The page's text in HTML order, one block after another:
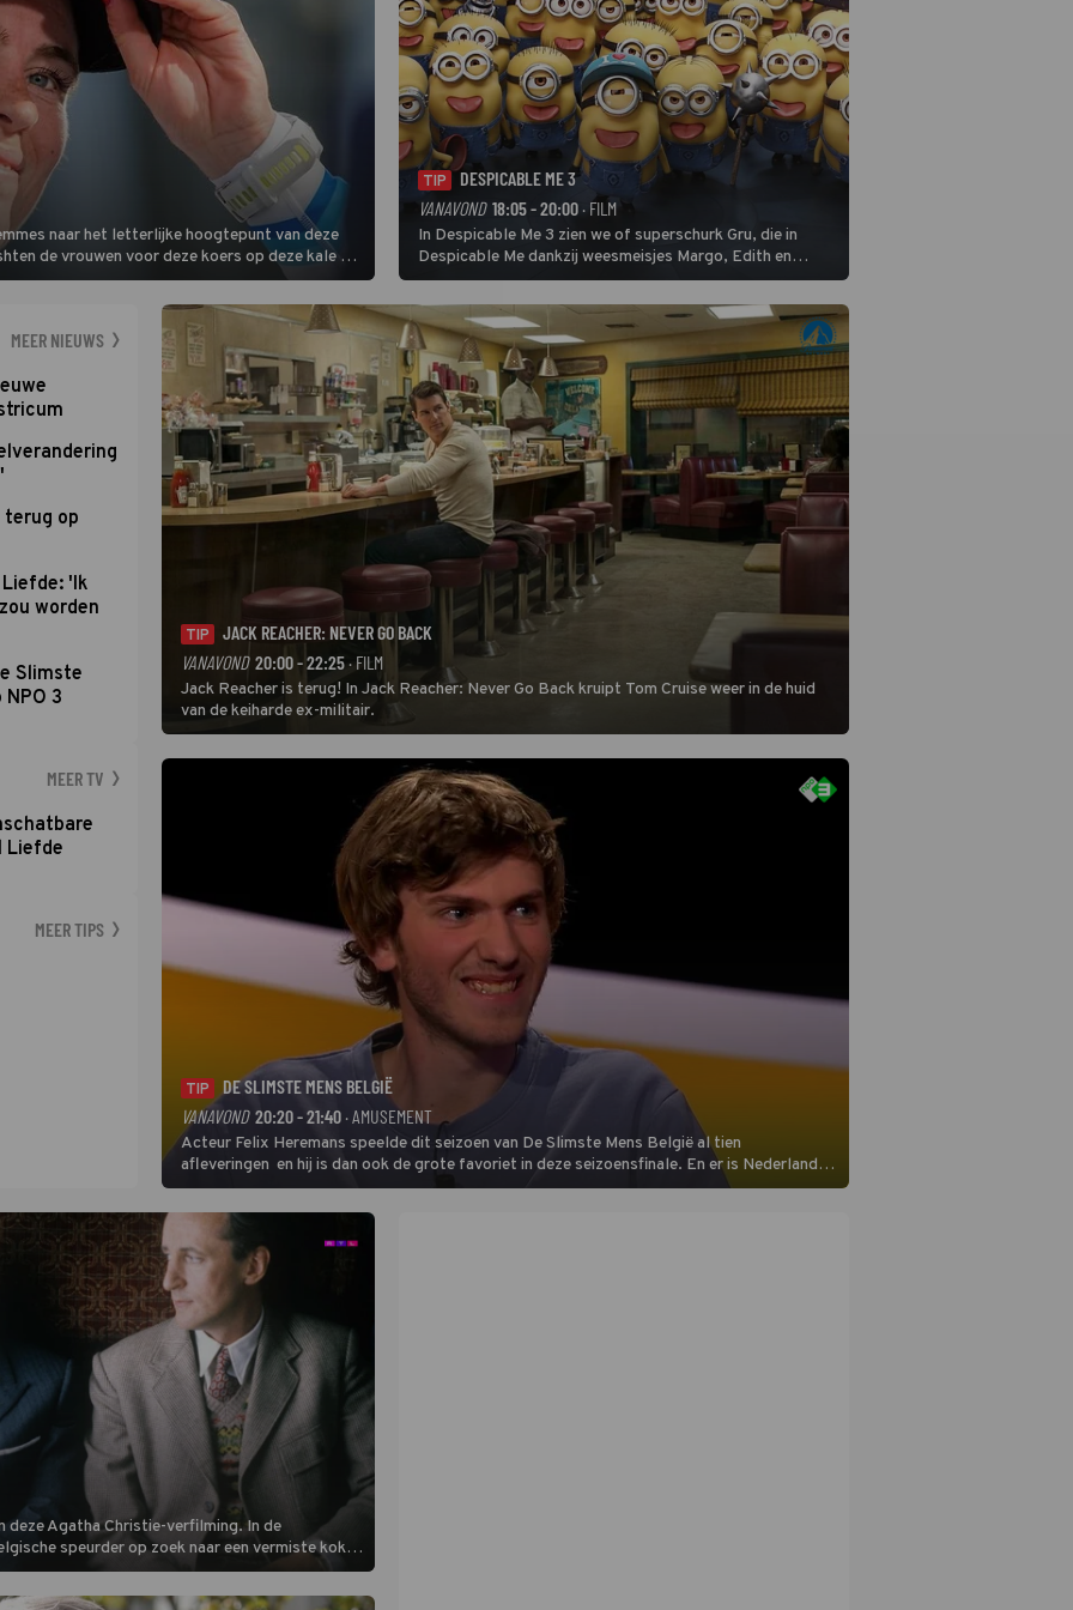
naar het letterlijke hoogtepunt van deze
de vrouwen voor deze koers op deze kale col
slotklim is vlak.
TIP
DESPICABLE ME 3
VANAVOND 18:05 - 20:00 · FILM
In Despicable Me 3 zien we of superschurk Gru, die in
Despicable Me dankzij weesmeisjes Margo, Edith en
Agnes de overstap naar het rechte pad maakte, ook op
dat pad weet te blijven.
MEER NIEUWS
terug op
'Ik
worden
Slimste
3
MEER TV
Liefde
MEER TIPS
TIP
JACK REACHER: NEVER GO BACK
VANAVOND 20:00 - 22:25· FILM
Jack Reacher is terug! In Jack Reacher: Never Go Back kruipt Tom Cruise weer in de huid
van de keiharde ex-militair.
TIP
DE SLIMSTE MENS BELGIË
VANAVOND 20:20 - 21:40 · AMUSEMENT
Acteur Felix Heremans speelde dit seizoen van De Slimste Mens België al tien
afleveringen en hij is dan ook de grote favoriet in deze seizoensfinale. En er is Nederlandse
inbreng, want komiek Soundos El Ahmadi neemt plaats aan de jurytafel.
deze Agatha Christie-verfilming. In de
speurder op zoek naar een vermiste kok.
(HH)